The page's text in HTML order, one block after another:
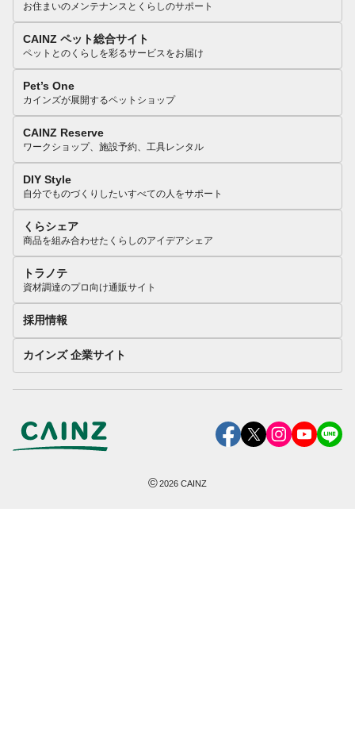
お住まいのメンテナンスとくらしのサポート
CAINZ ペット総合サイト
ペットとのくらしを彩るサービスをお届け
Pet’s One
カインズが展開するペットショップ
CAINZ Reserve
ワークショップ、施設予約、工具レンタル
DIY Style
自分でものづくりしたいすべての人をサポート
くらシェア
商品を組み合わせたくらしのアイデアシェア
トラノテ
資材調達のプロ向け通販サイト
採用情報
カインズ 企業サイト
©2026 CAINZ